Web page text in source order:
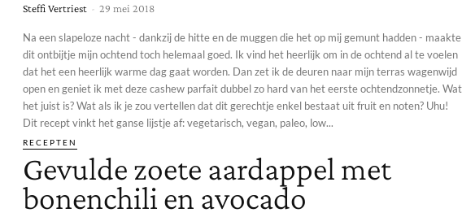
Steffi Vertriest - 29 mei 2018
Na een slapeloze nacht - dankzij de hitte en de muggen die het op mij gemunt hadden - maakte
dit ontbijtje mijn ochtend toch helemaal goed. Ik vind het heerlijk om in de ochtend al te voelen
dat het een heerlijk warme dag gaat worden. Dan zet ik de deuren naar mijn terras wagenwijd
open en geniet ik met deze cashew parfait dubbel zo hard van het eerste ochtendzonnetje. Wat
het juist is? Wat als ik je zou vertellen dat dit gerechtje enkel bestaat uit fruit en noten? Uhu!
Dit recept vinkt het ganse lijstje af: vegetarisch, vegan, paleo, low...
RECEPTEN
Gevulde zoete aardappel met
bonenchili en avocado